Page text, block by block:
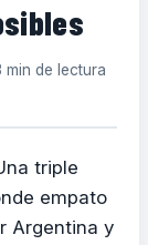
min de lectura
triple
empato
Argentina y